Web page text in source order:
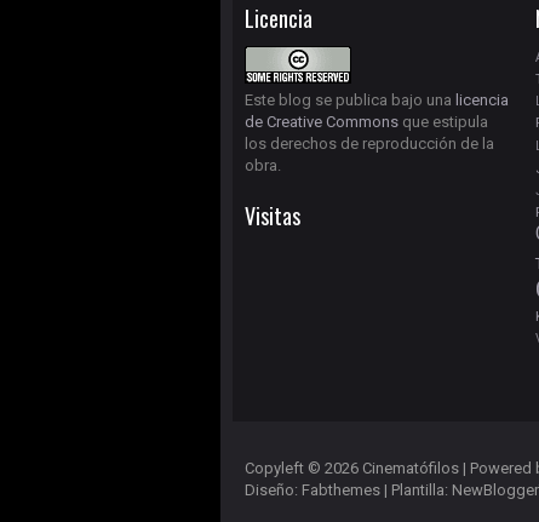
Licencia
Este blog se publica bajo una licencia
de Creative Commons que estipula
los derechos de reproducción de la
obra.
Visitas
Copyleft © 2026 Cinematófilos | Powered
Diseño: Fabthemes | Plantilla: